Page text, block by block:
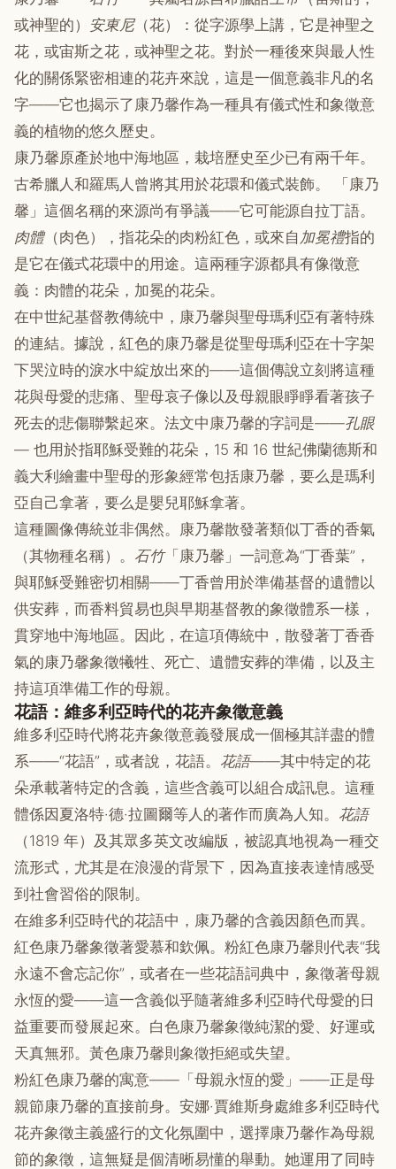
或神聖的） 安東尼（花）：從字源學上講，它是神聖之
花，或宙斯之花，或神聖之花。對於一種後來與最人性
化的關係緊密相連的花卉來說，這是一個意義非凡的名
字——它也揭示了康乃馨作為一種具有儀式性和象徵意
義的植物的悠久歷史。
康乃馨原產於地中海地區，栽培歷史至少已有兩千年。
古希臘人和羅馬人曾將其用於花環和儀式裝飾。 「康乃
馨」這個名稱的來源尚有爭議——它可能源自拉丁語。
肉體（肉色），指花朵的肉粉紅色，或來自 加冕禮指的
是它在儀式花環中的用途。這兩種字源都具有像徵意
義：肉體的花朵，加冕的花朵。
在中世紀基督教傳統中，康乃馨與聖母瑪利亞有著特殊
的連結。據說，紅色的康乃馨是從聖母瑪利亞在十字架
下哭泣時的淚水中綻放出來的——這個傳說立刻將這種
花與母愛的悲痛、聖母哀子像以及母親眼睜睜看著孩子
死去的悲傷聯繫起來。法文中康乃馨的字詞是——孔眼
— 也用於指耶穌受難的花朵，15 和 16 世紀佛蘭德斯和
義大利繪畫中聖母的形象經常包括康乃馨，要么是瑪利
亞自己拿著，要么是嬰兒耶穌拿著。
這種圖像傳統並非偶然。康乃馨散發著類似丁香的香氣
（其物種名稱）。 石竹「康乃馨」一詞意為“丁香葉”，
與耶穌受難密切相關——丁香曾用於準備基督的遺體以
供安葬，而香料貿易也與早期基督教的象徵體系一樣，
貫穿地中海地區。因此，在這項傳統中，散發著丁香香
氣的康乃馨象徵犧牲、死亡、遺體安葬的準備，以及主
持這項準備工作的母親。
花語：維多利亞時代的花卉象徵意義
維多利亞時代將花卉象徵意義發展成一個極其詳盡的體
系——“花語”，或者說，花語。 花語——其中特定的花
朵承載著特定的含義，這些含義可以組合成訊息。這種
體係因夏洛特·德·拉圖爾等人的著作而廣為人知。 花語
（1819 年）及其眾多英文改編版，被認真地視為一種交
流形式，尤其是在浪漫的背景下，因為直接表達情感受
到社會習俗的限制。
在維多利亞時代的花語中，康乃馨的含義因顏色而異。
紅色康乃馨象徵著愛慕和欽佩。粉紅色康乃馨則代表“我
永遠不會忘記你”，或者在一些花語詞典中，象徵著母親
永恆的愛——這一含義似乎隨著維多利亞時代母愛的日
益重要而發展起來。白色康乃馨象徵純潔的愛、好運或
天真無邪。黃色康乃馨則象徵拒絕或失望。
粉紅色康乃馨的寓意——「母親永恆的愛」——正是母
親節康乃馨的直接前身。安娜·賈維斯身處維多利亞時代
花卉象徵主義盛行的文化氛圍中，選擇康乃馨作為母親
節的象徵，這無疑是個清晰易懂的舉動。她運用了同時